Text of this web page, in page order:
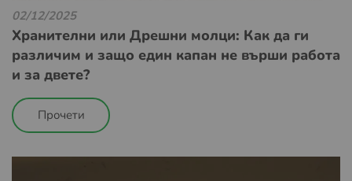
02/12/2025
Хранителни или Дрешни молци: Как да ги
различим и защо един капан не върши работа
и за двете?
Прочети